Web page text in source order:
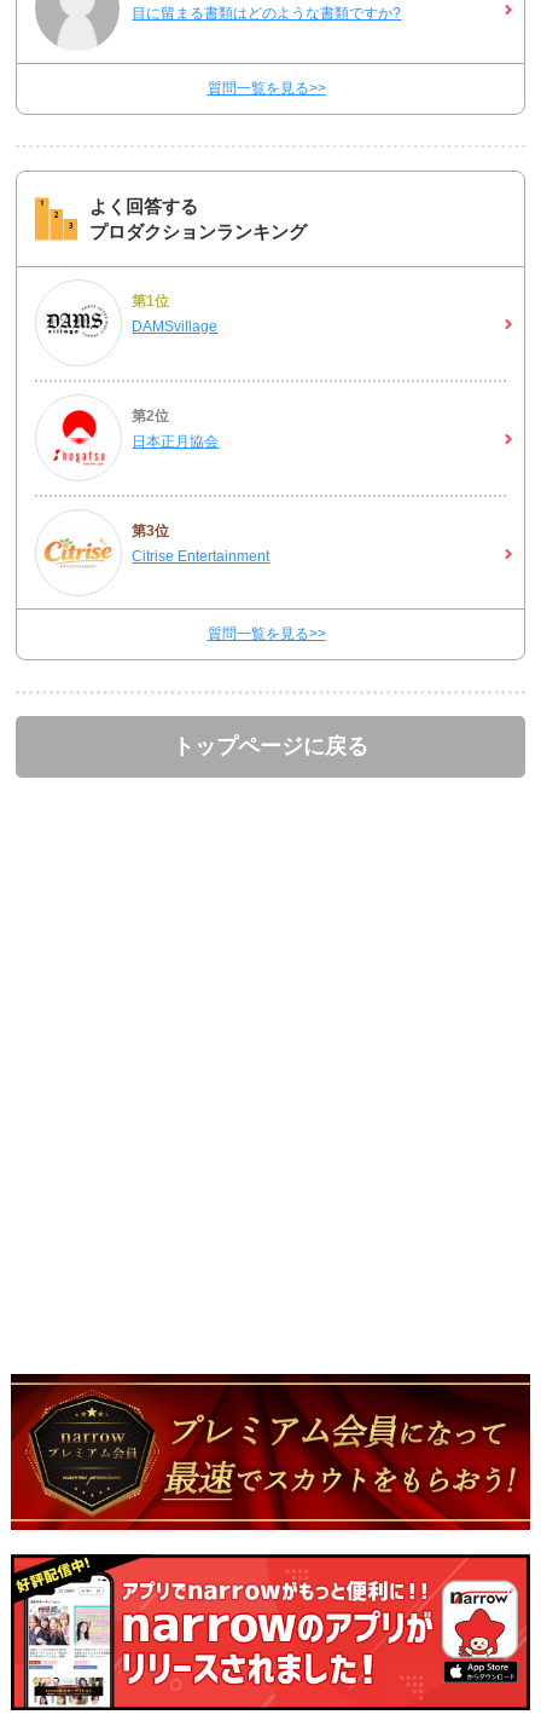
目に留まる書類はどのような書類ですか?
質問一覧を見る>>
よく回答する
プロダクションランキング
第1位
DAMSvillage
第2位
日本正月協会
第3位
Citrise Entertainment
質問一覧を見る>>
トップページに戻る